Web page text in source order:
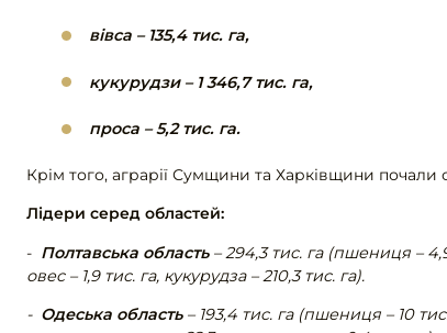
вівса – 135,4 тис. га,
кукурудзи – 1 346,7 тис. га,
проса – 5,2 тис. га.
Крім того, аграрії Сумщини та Харківщини почали
Лідери серед областей:
- Полтавська область– 294,3 тис. га (пшениця – 4,9
овес – 1,9 тис. га, кукурудза – 210,3 тис. га).
- Одеська область– 193,4 тис. га (пшениця – 10